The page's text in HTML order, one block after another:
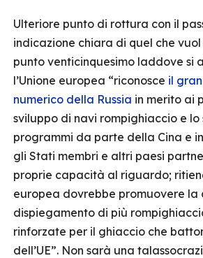
Ulteriore punto di rottura con il
indicazione chiara di quel che
punto venticinquesimo laddove si
l’Unione europea “riconosce il
numerico della Russia in merito ai
sviluppo di navi rompighiaccio e
programmi da parte della Cina e
gli Stati membri e altri paesi
proprie capacità al riguardo;
europea dovrebbe promuovere la
dispiegamento di più
rinforzate per il ghiaccio che
dell’UE”. Non sarà una